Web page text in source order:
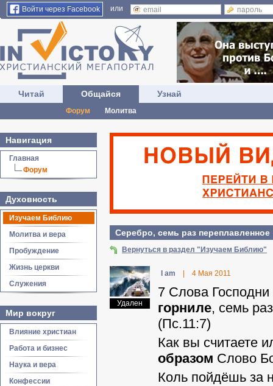
Войти через Facebook или
Читай Общайся
Форум Молитва
Узнай
Навигация
Главная
Форум
Духовность
Изучаем Библию
Молитва и вера
Пробуждение
Жизнь церкви
Служения
Мир вокруг
Влияние христиан
Работа и бизнес
Наука и вера
Конфессии
Серебро, семь раз переплавленное
Вернуться в раздел "Изучаем Библию"
Удален
I am 4 Мая 2011
7 Слова
горниле, семь
(Пс.11:7)
Как вы считаете
образом Слово
Коль пойдёшь за